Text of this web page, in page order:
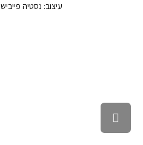
עיצוב: נסטיה פייביש